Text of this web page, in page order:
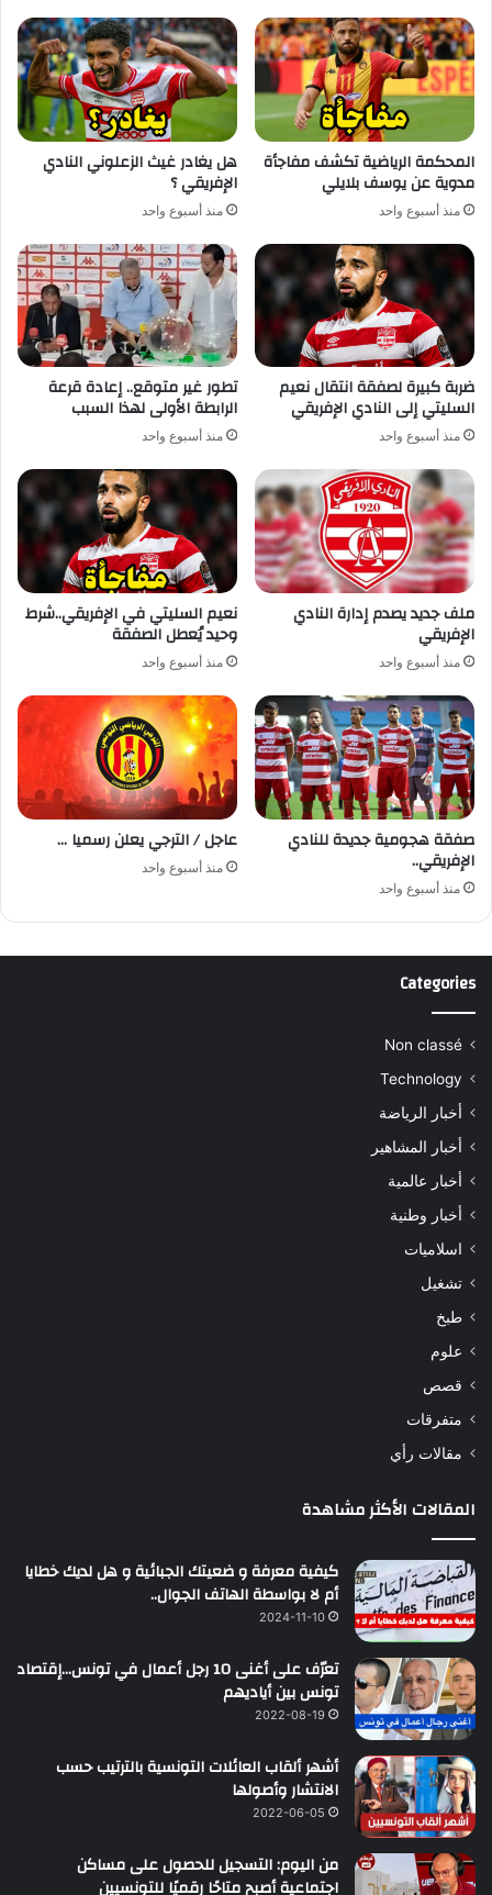
المحكمة الرياضية تكشف مفاجأة
مدوية عن يوسف بلايلي
منذ أسبوع واحد
هل يغادر غيث الزعلوني النادي
الإفريقي ؟
منذ أسبوع واحد
ضربة كبيرة لصفقة انتقال نعيم
السليتي إلى النادي الإفريقي
منذ أسبوع واحد
تطور غير متوقع.. إعادة قرعة
الرابطة الأولى لهذا السبب
منذ أسبوع واحد
ملف جديد يصدم إدارة النادي
الإفريقي
منذ أسبوع واحد
نعيم السليتي في الإفريقي..شرط
وحيد يُعطل الصفقة
منذ أسبوع واحد
صفقة هجومية جديدة للنادي
الإفريقي..
منذ أسبوع واحد
عاجل / الترجي يعلن رسميا …
منذ أسبوع واحد
Categories
Non classé
Technology
أخبار الرياضة
أخبار المشاهير
أخبار عالمية
أخبار وطنية
اسلاميات
تشغيل
طبخ
علوم
قصص
متفرقات
مقالات رأي
المقالات الأكثر مشاهدة
كيفية معرفة و ضعيتك الجبائية و هل لديك خطايا
أم لا بواسطة الهاتف الجوال..
2024-11-10
تعرّف على أغنى 10 رجل أعمال في تونس…إقتصاد
تونس بين أياديهم
2022-08-19
أشهر ألقاب العائلات التونسية بالترتيب حسب
الانتشار وأصولها
2022-06-05
من اليوم: التسجيل للحصول على مساكن
اجتماعية أصبح متاحًا رقميًا للتونسيين